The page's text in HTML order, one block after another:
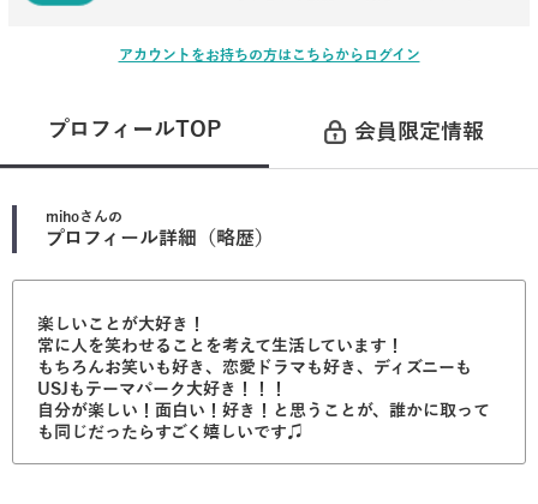
アカウントをお持ちの方はこちらからログイン
プロフィールTOP 会員限定情報
mihoさんの
プロフィール詳細（略歴）
楽しいことが大好き！
常に人を笑わせることを考えて生活しています！
もちろんお笑いも好き、恋愛ドラマも好き、ディズニーも
USJもテーマパーク大好き！！！
自分が楽しい！面白い！好き！と思うことが、誰かに取って
も同じだったらすごく嬉しいです♫